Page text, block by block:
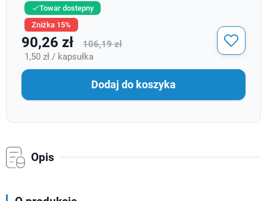
Towar dostepny
Zniżka 15%
90,26 zł
106,19 zł
1,50 zł / kapsułka
Dodaj do koszyka
Opis